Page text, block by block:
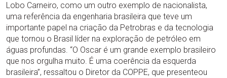
Lobo Carneiro, como um outro exemplo de nacionalista,
uma referência da engenharia brasileira que teve um
importante papel na criação da Petrobras e da tecnologia
que tornou o Brasil líder na exploração de petróleo em
águas profundas. “O Oscar é um grande exemplo brasileiro
que nos orgulha muito. É uma coerência da esquerda
brasileira”, ressaltou o Diretor da COPPE, que presenteou